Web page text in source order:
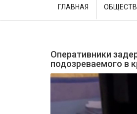
ГЛАВНАЯ
Оперативники
подозреваемого в